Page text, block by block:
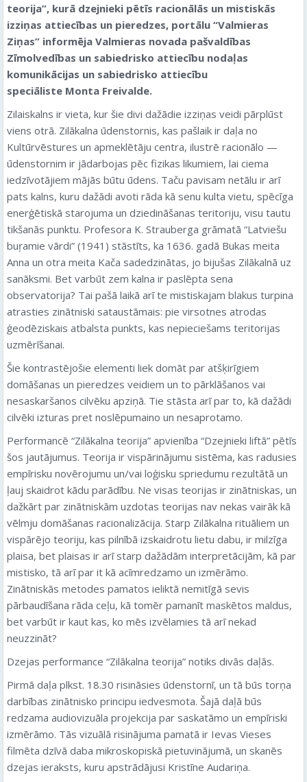
teorija”, kurā dzejnieki pētīs racionālās un mistiskās
izziņas attiecības un pieredzes, portālu “Valmieras
Ziņas” informēja Valmieras novada pašvaldības
Zīmolvedības un sabiedrisko attiecību nodaļas
komunikācijas un sabiedrisko attiecību
speciāliste Monta Freivalde.
Zilaiskalns ir vieta, kur šie divi dažādie izziņas veidi pārplūst
viens otrā. Zilākalna ūdenstornis, kas pašlaik ir daļa no
Kultūrvēstures un apmeklētāju centra, ilustrē racionālo —
ūdenstornim ir jādarbojas pēc fizikas likumiem, lai ciema
iedzīvotājiem mājās būtu ūdens. Taču pavisam netālu ir arī
pats kalns, kuru dažādi avoti rāda kā senu kulta vietu, spēcīga
enerģētiskā starojuma un dziedināšanas teritoriju, visu tautu
tikšanās punktu. Profesora K. Strauberga grāmatā “Latviešu
buŗamie vārdi” (1941) stāstīts, ka 1636. gadā Bukas meita
Anna un otra meita Kača sadedzinātas, jo bijušas Zilākalnā uz
sanāksmi. Bet varbūt zem kalna ir paslēpta sena
observatorija? Tai pašā laikā arī te mistiskajam blakus turpina
atrasties zinātniski sataustāmais: pie virsotnes atrodas
ģeodēziskais atbalsta punkts, kas nepieciešams teritorijas
uzmērīšanai.
Šie kontrastējošie elementi liek domāt par atšķirīgiem
domāšanas un pieredzes veidiem un to pārklāšanos vai
nesaskaršanos cilvēku apziņā. Tie stāsta arī par to, kā dažādi
cilvēki izturas pret noslēpumaino un nesaprotamo.
Performancē “Zilākalna teorija” apvienība “Dzejnieki liftā” pētīs
šos jautājumus. Teorija ir vispārinājumu sistēma, kas radusies
empīrisku novērojumu un/vai loģisku spriedumu rezultātā un
ļauj skaidrot kādu parādību. Ne visas teorijas ir zinātniskas, un
dažkārt par zinātniskām uzdotas teorijas nav nekas vairāk kā
vēlmju domāšanas racionalizācija. Starp Zilākalna rituāliem un
vispārējo teoriju, kas pilnībā izskaidrotu lietu dabu, ir milzīga
plaisa, bet plaisas ir arī starp dažādām interpretācijām, kā par
mistisko, tā arī par it kā acīmredzamo un izmērāmo.
Zinātniskās metodes pamatos ieliktā nemitīgā sevis
pārbaudīšana rāda ceļu, kā tomēr pamanīt maskētos maldus,
bet varbūt ir kaut kas, ko mēs izvēlamies tā arī nekad
neuzzināt?
Dzejas performance “Zilākalna teorija” notiks divās daļās.
Pirmā daļa plkst. 18.30 risināsies ūdenstornī, un tā būs torņa
darbības zinātnisko principu iedvesmota. Šajā daļā būs
redzama audiovizuāla projekcija par saskatāmo un empīriski
izmērāmo. Tās vizuālā risinājuma pamatā ir Ievas Vieses
filmēta dzīvā daba mikroskopiskā pietuvinājumā, un skanēs
dzejas ieraksts, kuru apstrādājusi Kristīne Audariņa.